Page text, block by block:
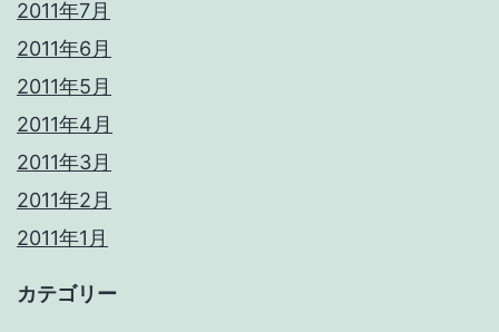
2011年7月
2011年6月
2011年5月
2011年4月
2011年3月
2011年2月
2011年1月
カテゴリー